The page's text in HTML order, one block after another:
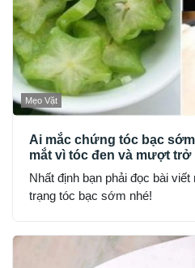
Mẹo Vặt
Ai mắc chứng tóc bạc
mắt vì tóc đen và mượt
Nhất định bạn phải đọc bài
trạng tóc bạc sớm nhé!